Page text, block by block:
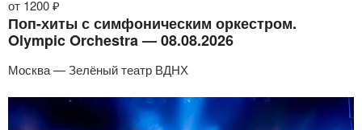
от 1200 ₽
Поп-хиты с симфоническим оркестром.
Olympic Orchestra — 08.08.2026
Москва — Зелёный театр ВДНХ